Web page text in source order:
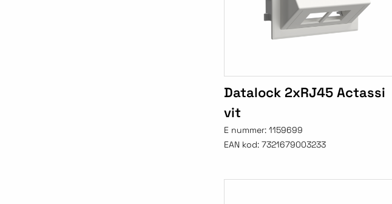
Datalock 2xRJ45 Actassi
vit
E nummer: 1159699
EAN kod: 7321679003233